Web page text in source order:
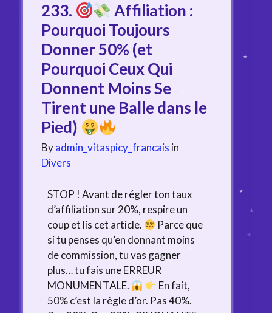
233.
Affiliation :
Pourquoi Toujours
Donner 50% (et
Pourquoi Ceux Qui
Donnent Moins Se
Tirent une Balle dans le
Pied)
Byadmin_vitaspicy_francais in
Divers
STOP ! Avant de régler ton taux
d’affiliation sur 20%, respire un
coup et lis cet article.
Parce que
si tu penses qu’en donnant moins
de commission, tu vas gagner
plus… tu fais une ERREUR
MONUMENTALE.
En fait,
50% c’est la règle d’or. Pas 40%.